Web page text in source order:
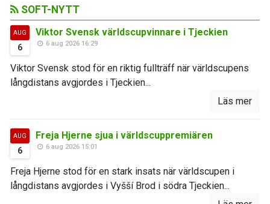
SOFT-NYTT
AUG
6
Viktor Svensk världscupvinnare i Tjeckien
6 aug 2026 16:29
Viktor Svensk stod för en riktig fullträff när världscupens
långdistans avgjordes i Tjeckien...
Läs mer
AUG
6
Freja Hjerne sjua i världscuppremiären
6 aug 2026 15:01
Freja Hjerne stod för en stark insats när världscupen i
långdistans avgjordes i Vyšší Brod i södra Tjeckien...